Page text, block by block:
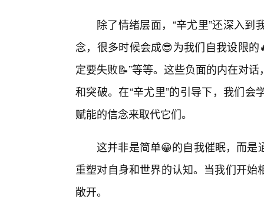
除了情绪层面，“辛尤里”还深入
念，很多时候会成😎为我们自我设限的
定要失败📝”等等。这些负面的内在对
和突破。在“辛尤里”的引导下，我们
赋能的信念来取代它们。
这并非是简单😁的自我催眠，而是
重塑对自身和世界的认知。当我们开
敞开。